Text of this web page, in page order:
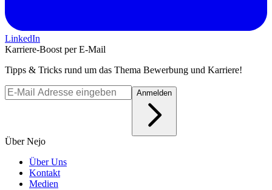
LinkedIn
Karriere-Boost per E-Mail
Tipps & Tricks rund um das Thema Bewerbung und Karriere!
Anmelden
Über Nejo
Über Uns
Kontakt
Medien